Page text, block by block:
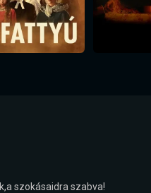
szokásaidra szabva!